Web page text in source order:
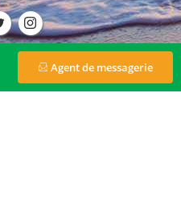
Agent de messagerie